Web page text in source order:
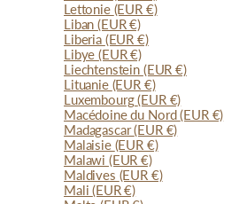
Lettonie (EUR €)
Liban(EUR €)
Liberia (EUR €)
Libye(EUR €)
Liechtenstein (EUR €)
Lituanie (EUR €)
Luxembourg(EUR €)
Macédoine du Nord(EUR €)
Madagascar(EUR €)
Malaisie (EUR €)
Malawi (EUR €)
Maldives (EUR €)
Mali(EUR €)